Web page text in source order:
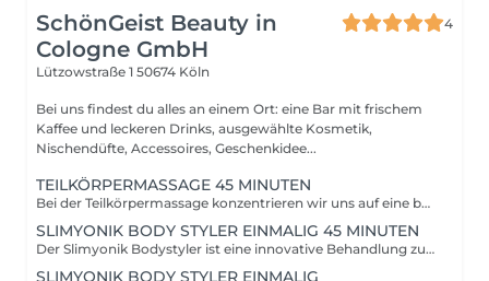
SchönGeist Beauty in
Cologne GmbH
4
Lützowstraße 1 50674 Köln
Bei uns findest du alles an einem Ort: eine Bar mit frischem
Kaffee und leckeren Drinks, ausgewählte Kosmetik,
Nischendüfte, Accessoires, Geschenkidee...
TEILKÖRPERMASSAGE 45 MINUTEN
Bei der Teilkörpermassage konzentrieren wir uns auf eine bestimmte Körperpartie wie beispielsweise den Rücken oder die Beine. Wir verwenden ein hochwertiges Körperöl von comfort zone aus frischen mediterranen Noten von Zitrone, Wacholder, Salbei und Geranie. Info: Da unser Studio mitten in der Stadt liegt und unser Store eine große Verkaufsfläche sowie ein Café beinhaltet, können wir nicht zu 100% Ruhe gewährleisten. Behandlungszeit: 45 Minuten Servicezeit: 15 Minuten
SLIMYONIK BODY STYLER EINMALIG 45 MINUTEN
Der Slimyonik Bodystyler ist eine innovative Behandlung zur Unterstützung von Figurformung, Hautstraffung und körperlichem Wohlbefinden. Durch eine spezielle Druckwellenmassage (Air-Bodyforming) wird die Durchblutung sowie der Lymphfluss angeregt, wodurch der Stoffwechsel aktiviert und das Gewebe stimuliert wird. Die Anwendung kann helfen, das Hautbild zu verbessern, Cellulite und Wassereinlagerungen zu reduzieren und den Körper bei Entgiftungs- und Abnehmprozessen zu unterstützen. Die Behandlung ist angenehm, entspannend und eignet sich ideal als Ergänzung zu einer gesunden Lebensweise. Behandlungszeit: 45 Minuten Servicezeit: 15 Minuten
SLIMYONIK BODY STYLER EINMALIG